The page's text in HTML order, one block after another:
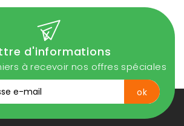
d'informations
à recevoir nos offres spéciales